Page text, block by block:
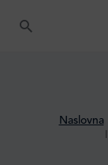
Naslovna